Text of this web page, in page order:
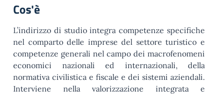
Cos'è
L’indirizzo di studio integra competenze specifiche
nel comparto delle imprese del settore turistico e
competenze generali nel campo dei macrofenomeni
economici nazionali ed internazionali, della
normativa civilistica e fiscale e dei sistemi aziendali.
Interviene nella valorizzazione integrata e